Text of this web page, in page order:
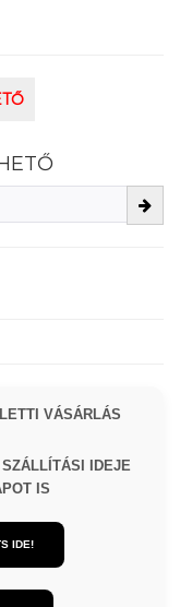
VÁSÁRLÁS
IDEJE
IS
IDE!